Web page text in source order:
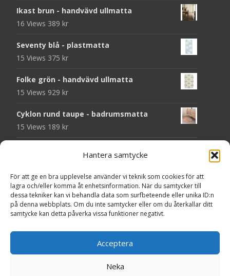
Hantera samtycke
För att ge en bra upplevelse använder vi teknik som cookies för att
lagra och/eller komma åt enhetsinformation. När du samtycker till
dessa tekniker kan vi behandla data som surfbeteende eller unika ID:n
på denna webbplats. Om du inte samtycker eller om du återkallar ditt
samtycke kan detta påverka vissa funktioner negativt.
Acceptera
Neka
Ikast brun - handvävd ullmatta
16 Views 389 kr
Seventy blå - plastmatta
15 Views 375 kr
Folke grön - handvävd ullmatta
15 Views 929 kr
Cyklon rund taupe - badrumsmatta
15 Views 189 kr
Seventy grå - plastmatta
14 Views375kr
Välkommen - dörrmatta i kokos
14 Views199kr
Seventy beige - plastmatta